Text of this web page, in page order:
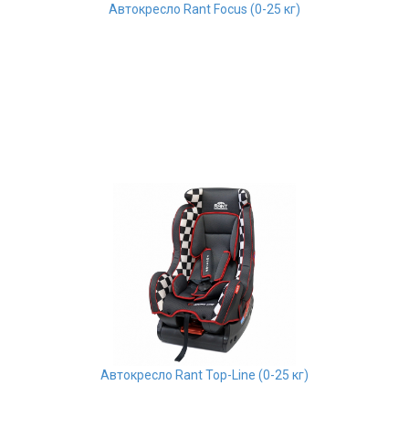
Автокресло Rant Focus (0-25 кг)
Автокресло Rant Top-Line (0-25 кг)